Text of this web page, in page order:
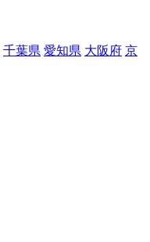
千葉県 愛知県 大阪府 京